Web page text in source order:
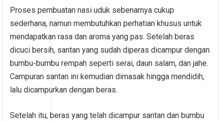
Proses pembuatan nasi uduk sebenarnya cukup
sederhana, namun membutuhkan perhatian khusus untuk
mendapatkan rasa dan aroma yang pas. Setelah beras
dicuci bersih, santan yang sudah diperas dicampur dengan
bumbu-bumbu rempah seperti serai, daun salam, dan jahe.
Campuran santan ini kemudian dimasak hingga mendidih,
lalu dicampurkan dengan beras.
Setelah itu, beras yang telah dicampur santan dan bumbu